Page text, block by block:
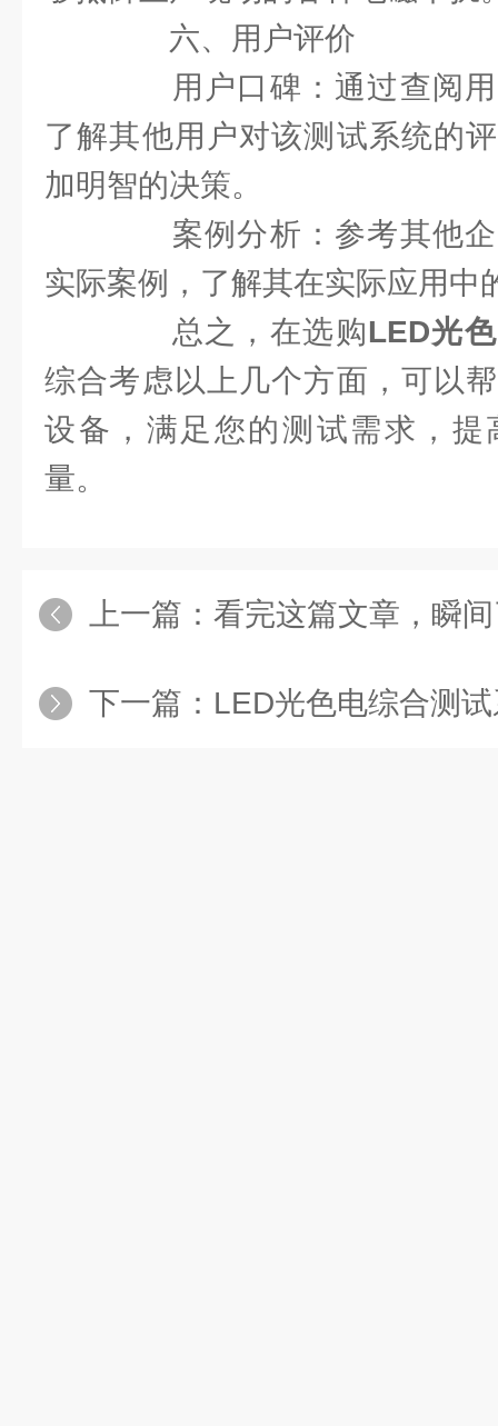
六、用户评价
用户口碑：通过查阅用
了解其他用户对该测试系统的
加明智的决策。
案例分析：参考其他企
实际案例，了解其在实际应用中
总之，在选购LED光
综合考虑以上几个方面，可以
设备，满足您的测试需求，提
量。
上一篇： 看完这篇文章，瞬间了解
下一篇： LED光色电综合测